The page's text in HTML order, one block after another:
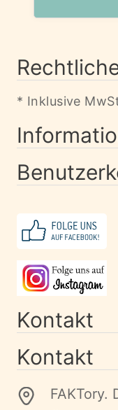
* Inklusive
Kontakt
Kontakt
FAKTory.